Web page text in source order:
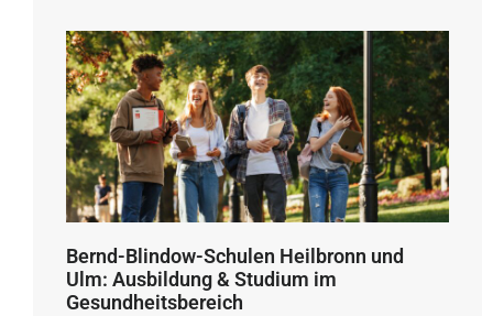
Bernd-Blindow-Schulen Heilbronn und
Ulm: Ausbildung & Studium im
Gesundheitsbereich